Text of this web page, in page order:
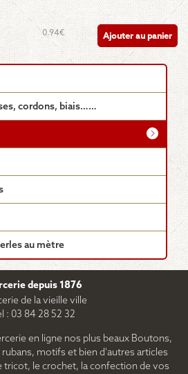
0.94€ Ajouter au panier
cordons, biais……
au mètre
depuis 1876
de la vieille ville
: 03 84 28 52 32
en ligne nos plus beaux Boutons,
motifs et bien d'autres articles
tricot, le crochet, la confection de vos